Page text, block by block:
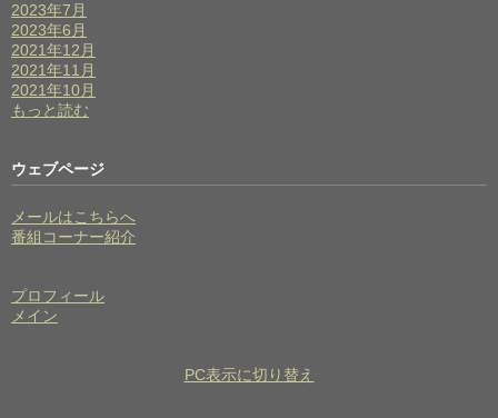
2023年7月
2023年6月
2021年12月
2021年11月
2021年10月
もっと読む
ウェブページ
メールはこちらへ
番組コーナー紹介
プロフィール
メイン
PC表示に切り替え